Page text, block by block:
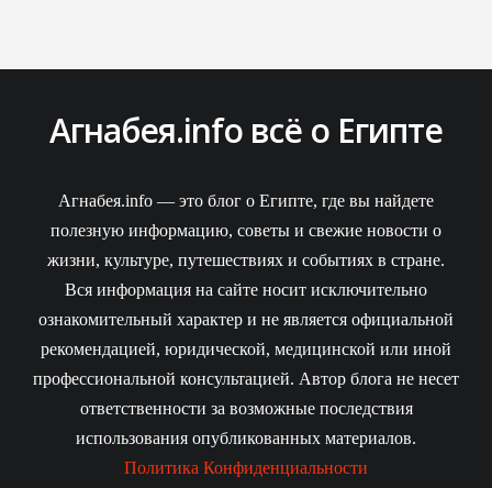
Агнабея.info всё о Египте
Агнабея.info — это блог о Египте, где вы найдете
полезную информацию, советы и свежие новости о
жизни, культуре, путешествиях и событиях в стране.
Вся информация на сайте носит исключительно
ознакомительный характер и не является официальной
рекомендацией, юридической, медицинской или иной
профессиональной консультацией. Автор блога не несет
ответственности за возможные последствия
использования опубликованных материалов.
Политика Конфиденциальности